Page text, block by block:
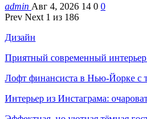
admin Авг 4, 2026 14 0 0
Prev Next 1 из 186
Дизайн
Приятный современный
Лофт финансиста в Нью-Йорке с
Интерьер из Инстаграма: